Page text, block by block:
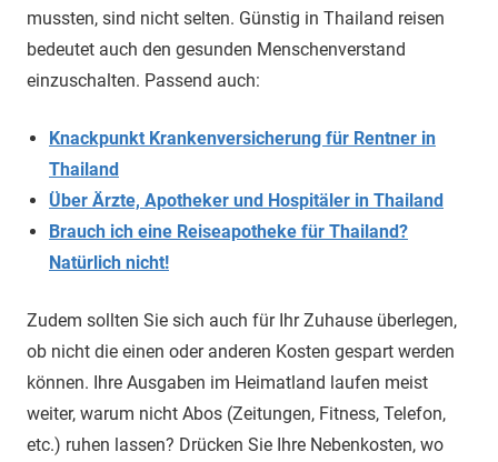
mussten, sind nicht selten. Günstig in Thailand reisen
bedeutet auch den gesunden Menschenverstand
einzuschalten. Passend auch:
Knackpunkt Krankenversicherung für Rentner in
Thailand
Über Ärzte, Apotheker und Hospitäler in Thailand
Brauch ich eine Reiseapotheke für Thailand?
Natürlich nicht!
Zudem sollten Sie sich auch für Ihr Zuhause überlegen,
ob nicht die einen oder anderen Kosten gespart werden
können. Ihre Ausgaben im Heimatland laufen meist
weiter, warum nicht Abos (Zeitungen, Fitness, Telefon,
etc.) ruhen lassen? Drücken Sie Ihre Nebenkosten, wo